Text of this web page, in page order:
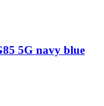
5G navy blue